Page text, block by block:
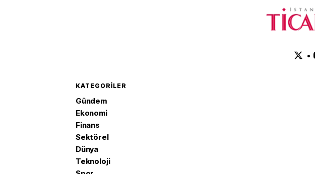
•
KATEGORILER
Gündem
Ekonomi
Finans
Sektörel
Dünya
Teknoloji